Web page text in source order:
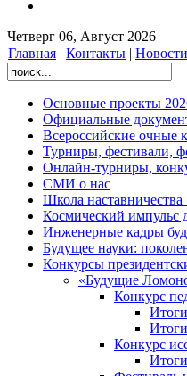
Четверг 06, Август 2026
Главная | Контакты | Новости
Основные проекты
Официальные
Всероссийские очные
Турниры, фестивали,
Онлайн-турниры,
СМИ о нас
Школа
Космический импульс
Инженерные кадры
Будущее науки:
Конкурсы
«Будущие
Конкурс
Конкурс